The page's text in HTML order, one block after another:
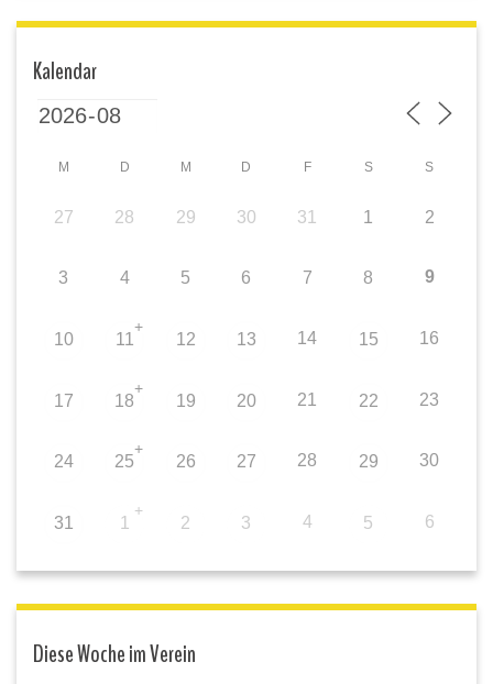
Kalendar
M D M D F S S
27 28 29 30 31 1 2
3 4 5 6 7 8 9
10 11
+
12 13 14 15 16
17 18
+
19 20 21 22 23
24 25
+
26 27 28 29 30
31 1
+
2 3 4 5 6
Diese Woche im Verein